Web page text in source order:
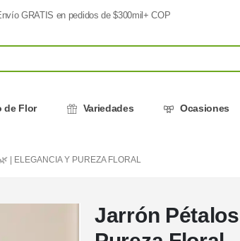
GRATIS en pedidos de $300mil+ COP
de Flor Variedades Ocasiones
| ELEGANCIA Y PUREZA FLORAL
Jarrón